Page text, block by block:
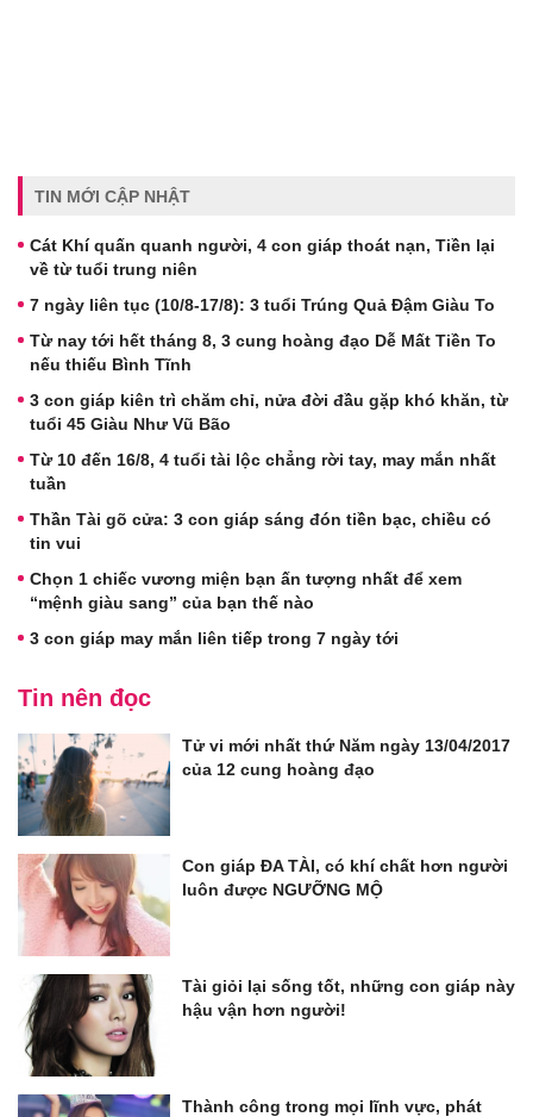
TIN MỚI CẬP NHẬT
Cát Khí quấn quanh người, 4 con giáp thoát nạn, Tiền lại
về từ tuổi trung niên
7 ngày liên tục (10/8-17/8): 3 tuổi Trúng Quả Đậm Giàu To
Từ nay tới hết tháng 8, 3 cung hoàng đạo Dễ Mất Tiền To
nếu thiếu Bình Tĩnh
3 con giáp kiên trì chăm chỉ, nửa đời đầu gặp khó khăn, từ
tuổi 45 Giàu Như Vũ Bão
Từ 10 đến 16/8, 4 tuổi tài lộc chẳng rời tay, may mắn nhất
tuần
Thần Tài gõ cửa: 3 con giáp sáng đón tiền bạc, chiều có
tin vui
Chọn 1 chiếc vương miện bạn ấn tượng nhất để xem
“mệnh giàu sang” của bạn thế nào
3 con giáp may mắn liên tiếp trong 7 ngày tới
Tin nên đọc
Tử vi mới nhất thứ Năm ngày 13/04/2017
của 12 cung hoàng đạo
Con giáp ĐA TÀI, có khí chất hơn người
luôn được NGƯỠNG MỘ
Tài giỏi lại sống tốt, những con giáp này
hậu vận hơn người!
Thành công trong mọi lĩnh vực, phát